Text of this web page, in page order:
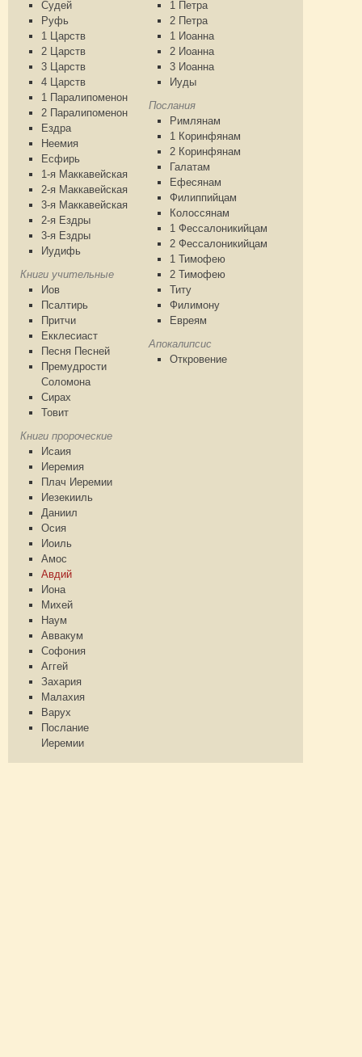
Судей
Руфь
1 Царств
2 Царств
3 Царств
4 Царств
1 Паралипоменон
2 Паралипоменон
Ездра
Неемия
Есфирь
1-я Маккавейская
2-я Маккавейская
3-я Маккавейская
2-я Ездры
3-я Ездры
Иудифь
Книги учительные
Иов
Псалтирь
Притчи
Екклесиаст
Песня Песней
Премудрости
Соломона
Сирах
Товит
Книги пророческие
Исаия
Иеремия
Плач Иеремии
Иезекииль
Даниил
Осия
Иоиль
Амос
Авдий
Иона
Михей
Наум
Аввакум
Софония
Аггей
Захария
Малахия
Варух
Послание
Иеремии
1 Петра
2 Петра
1 Иоанна
2 Иоанна
3 Иоанна
Иуды
Послания
Римлянам
1 Коринфянам
2 Коринфянам
Галатам
Ефесянам
Филиппийцам
Колоссянам
1 Фессалоникийцам
2 Фессалоникийцам
1 Тимофею
2 Тимофею
Титу
Филимону
Евреям
Апокалипсис
Откровение